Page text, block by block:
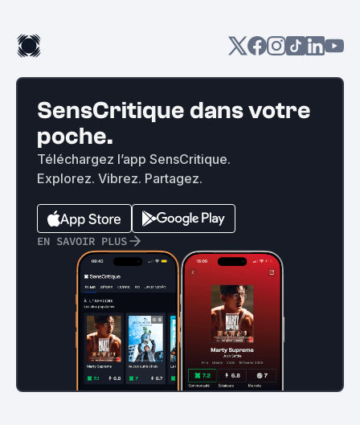
SensCritique dans votre
poche.
Téléchargez l’app SensCritique.
Explorez. Vibrez. Partagez.
EN SAVOIR PLUS